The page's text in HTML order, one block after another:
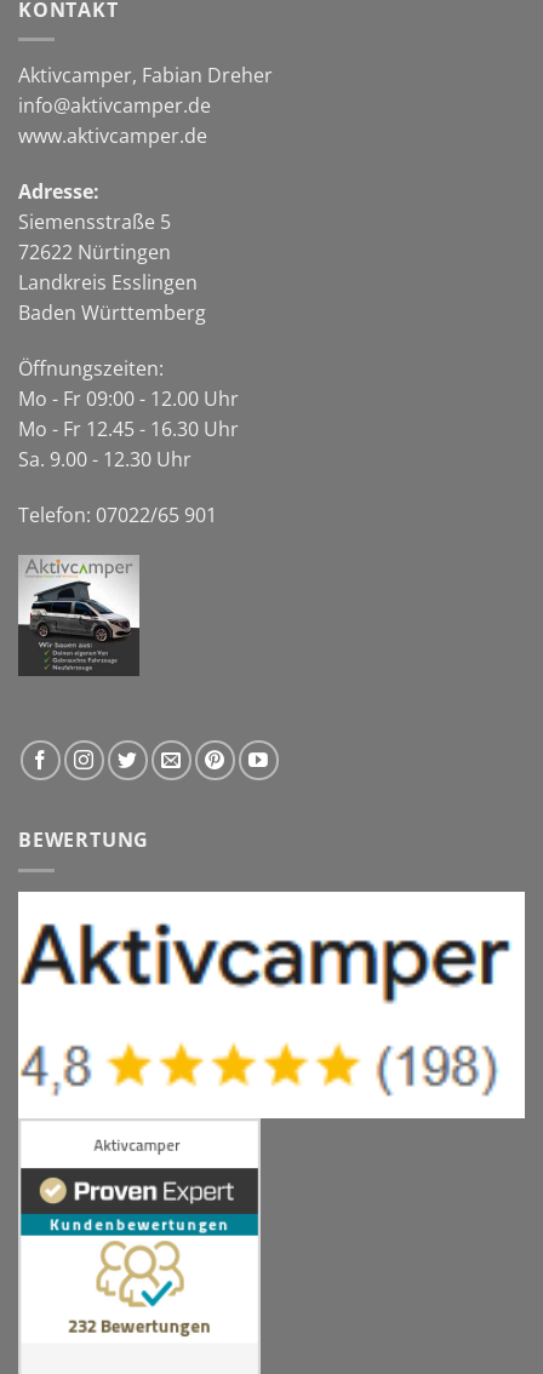
KONTAKT
Aktivcamper, Fabian Dreher
info@aktivcamper.de
www.aktivcamper.de
Adresse:
Siemensstraße 5
72622 Nürtingen
Landkreis Esslingen
Baden Württemberg
Öffnungszeiten:
Mo - Fr 09:00 - 12.00 Uhr
Mo - Fr 12.45 - 16.30 Uhr
Sa. 9.00 - 12.30 Uhr
Telefon: 07022/65 901
BEWERTUNG